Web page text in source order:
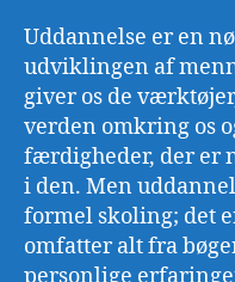
Uddannelse er en
udviklingen af
giver os de
verden omkring os
færdigheder, der er
i den. Men
formel skoling; det
omfatter alt fra